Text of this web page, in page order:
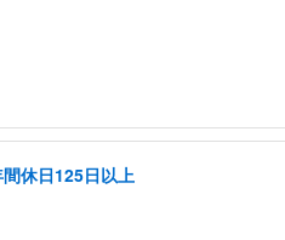
休日125日以上